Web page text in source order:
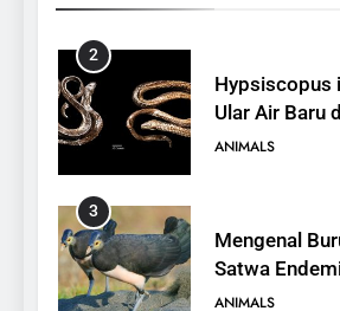
2
Hypsiscopus
Ular Air Baru
Towuti
ANIMALS
3
Mengenal
Satwa
yang
ANIMALS